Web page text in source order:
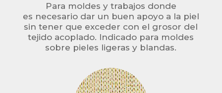
Para moldes y trabajos donde
es necesario dar un buen apoyo a la piel
sin tener que exceder con el grosor del
tejido acoplado. Indicado para moldes
sobre pieles ligeras y blandas.